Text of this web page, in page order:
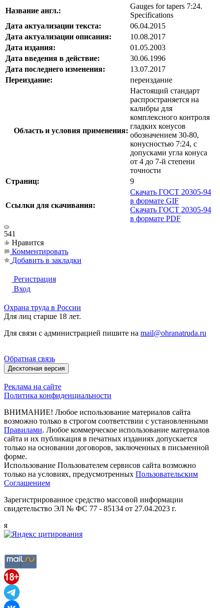
Название англ.:
Gauges for tapers 7:24.
Specifications
Дата актуализации текста:
06.04.2015
Дата актуализации описания:
10.08.2017
Дата издания:
01.05.2003
Дата введения в действие:
30.06.1996
Дата последнего изменения:
13.07.2017
Переиздание:
переиздание
Область и условия применения:
Настоящий стандарт
распространяется на
калибры для
комплексного контроля
гладких конусов
обозначением 30-80,
конусностью 7:24, с
допусками угла конуса
от 4 до 7-й степени
точности
Страниц:
9
Ссылки для скачивания:
Скачать ГОСТ 20305-94
в формате GIF
Скачать ГОСТ 20305-94
в формате PDF
541
Нравится
Комментировать
Добавить в закладки
Регистрация
Вход
Охрана труда в России
Для лиц старше 18 лет.
Для связи с администрацией пишите на mail@ohranatruda.ru
Обратная связь
Десктопная версия
Реклама на сайте
Политика конфиденциальности
ВНИМАНИЕ! Любое использование материалов сайта
возможно только в строгом соответствии с установленными
Правилами. Любое коммерческое использование материалов
сайта и их публикация в печатных изданиях допускается
только на основании договоров, заключенных в письменной
форме.
Использование Пользователем сервисов сайта возможно
только на условиях, предусмотренных Пользовательским
Соглашением
Зарегистрированное средство массовой информации
свидетельство ЭЛ № ФС 77 - 85134 от 27.04.2023 г.
я